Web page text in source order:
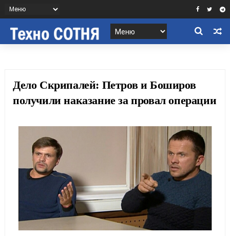
Дело Скрипалей: Петров и Боширов
получили наказание за провал операции